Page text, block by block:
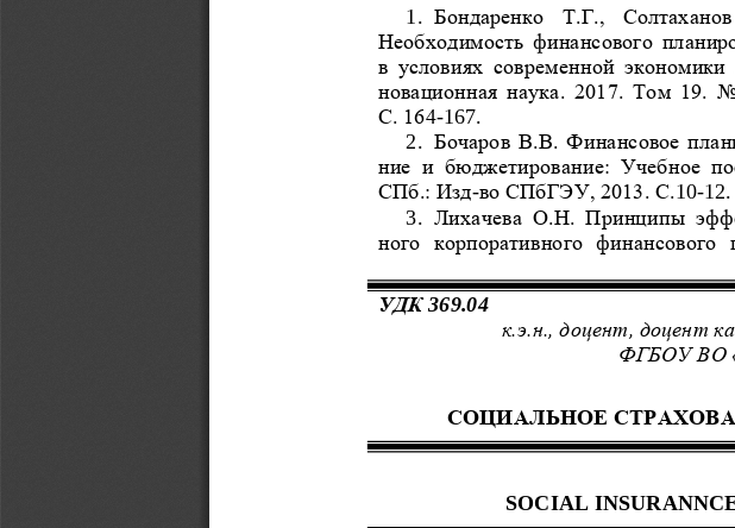
1.
Бондаренко  Т.Г.,
Необходимость финансового
в  условиях  современной  экономики
новационная  наука.
2017.  Том  19.
С. 164-167.
2.
Бочаров В.В. Финансовое
ние  и  бюджетирование: Учебное
СПб.: Изд-во СПбГЭУ, 2013. С. 10-12.
3.
Лихачева  О.Н.  Принципы
ного  корпоративного  финансового
УДК 369.04
к.э.н., доцент, доцент
ФГБОУ ВО
СОЦИАЛЬНОЕ
SOCIAL